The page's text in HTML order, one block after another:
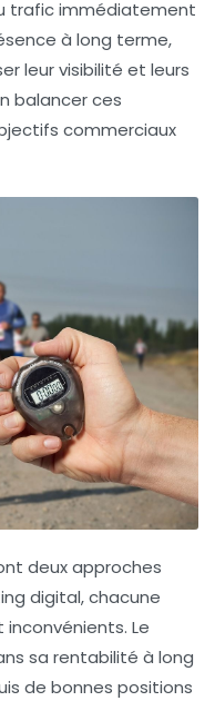
trafic immédiatement
à long terme,
leur visibilité et leurs
balancer ces
commerciaux
deux approches
digital, chacune
Le
sa rentabilité à long
de bonnes positions